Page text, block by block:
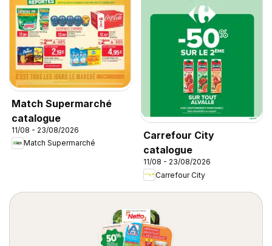
Match Supermarché
catalogue
11/08 - 23/08/2026
Match Supermarché
Carrefour City
catalogue
11/08 - 23/08/2026
Carrefour City